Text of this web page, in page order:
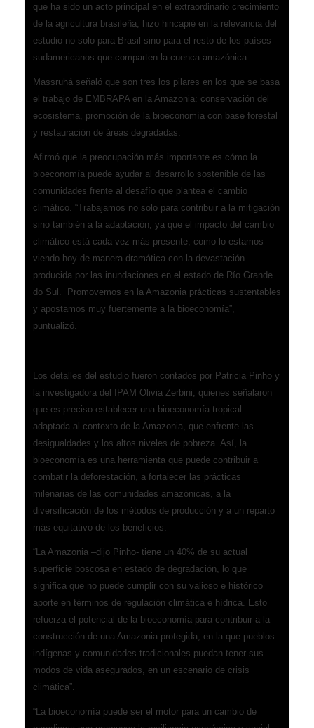
que ha sido un acto principal en el extraordinario crecimiento
de la agricultura brasileña, hizo hincapié en la relevancia del
estudio no solo para Brasil sino para el resto de los países
sudamericanos que comparten la cuenca amazónica.
Massruhá señaló que son tres los pilares en los que se basa
el trabajo de EMBRAPA en la Amazonia: conservación del
ecosistema, promoción de la bioeconomía con base forestal
y restauración de áreas degradadas.
Afirmó que la preocupación más importante es cómo la
bioeconomía puede ayudar al desarrollo sostenible de las
comunidades frente al desafío que plantea el cambio
climático. “Trabajamos no solo para contribuir a la mitigación
sino también a la adaptación, ya que el impacto del cambio
climático está cada vez más presente, como lo estamos
viendo hoy de manera dramática con la devastación
producida por las inundaciones en el estado de Río Grande
do Sul. Promovemos en la Amazonia prácticas sustentables
y apostamos muy fuertemente a la bioeconomía”,
puntualizó.
Los detalles del estudio fueron contados por Patricia Pinho y
la investigadora del IPAM Olivia Zerbini, quienes señalaron
que es preciso establecer una bioeconomía tropical
adaptada al contexto de la Amazonia, que enfrente las
desigualdades y los altos niveles de pobreza. Así, la
bioeconomía es una herramienta que puede contribuir a
combatir la deforestación, a fortalecer las prácticas
milenarias de las comunidades amazónicas, a la
diversificación de los métodos de producción y a un reparto
más equitativo de los beneficios.
“La Amazonia –dijo Pinho- tiene un 40% de su actual
superficie boscosa en estado de degradación, lo que
significa que no puede cumplir con su valioso e histórico
aporte en términos de regulación climática e hídrica. Esto
refuerza el potencial de la bioeconomía para contribuir a la
construcción de una Amazonia protegida, en la que pueblos
indígenas y comunidades tradicionales puedan tener sus
modos de vida asegurados, en un escenario de crisis
climática”.
“La bioeconomía puede ser el motor para un cambio de